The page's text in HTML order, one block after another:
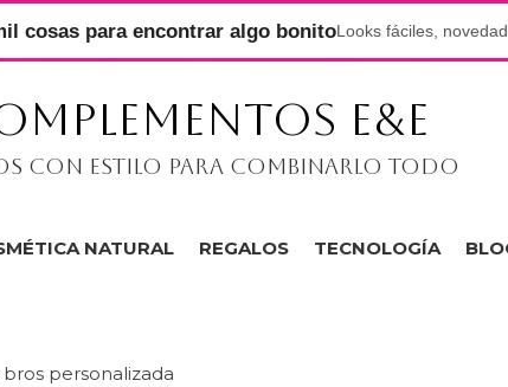
cosas para encontrar algo bonitoLooks fáciles,
E&E
con estilo para combinarlo todo
NATURAL REGALOS TECNOLOGÍA
personalizada